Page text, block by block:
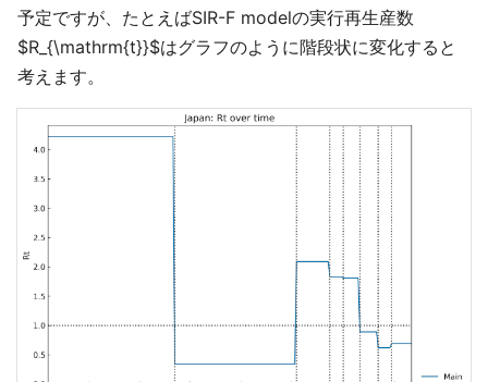
予定ですが、たとえばSIR-F modelの実行再生産数
$R_{\mathrm{t}}$はグラフのように階段状に変化すると
考えます。